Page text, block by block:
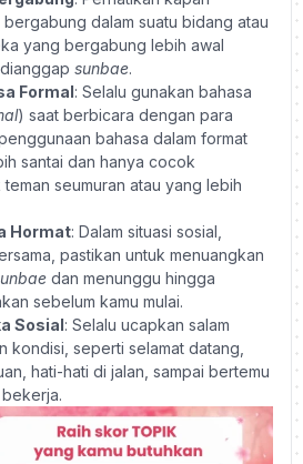
dalam suatu bidang atau
yang bergabung lebih awal
sunbae.
Formal: Selalu gunakan bahasa
) saat berbicara dengan para
bahasa dalam format
santai dan hanya cocok
seumuran atau yang lebih
Hormat: Dalam situasi sosial,
pastikan untuk menuangkan
dan menunggu hingga
sebelum kamu mulai.
Sosial: Selalu ucapkan salam
kondisi, seperti selamat datang,
hati-hati di jalan, sampai bertemu